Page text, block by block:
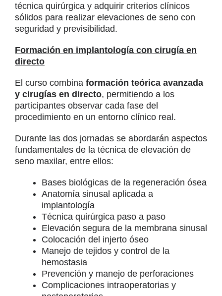
técnica quirúrgica y adquirir criterios clínicos
sólidos para realizar elevaciones de seno con
seguridad y previsibilidad.
Formación en implantología con cirugía en
directo
El curso combina formación teórica avanzada
y cirugías en directo, permitiendo a los
participantes observar cada fase del
procedimiento en un entorno clínico real.
Durante las dos jornadas se abordarán aspectos
fundamentales de la técnica de elevación de
seno maxilar, entre ellos:
Bases biológicas de la regeneración ósea
Anatomía sinusal aplicada a
implantología
Técnica quirúrgica paso a paso
Elevación segura de la membrana sinusal
Colocación del injerto óseo
Manejo de tejidos y control de la
hemostasia
Prevención y manejo de perforaciones
Complicaciones intraoperatorias y